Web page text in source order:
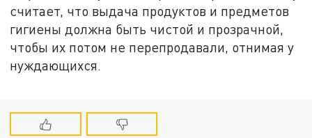
считает, что выдача продуктов и предметов
гигиены должна быть чистой и прозрачной,
чтобы их потом не перепродавали, отнимая у
нуждающихся.